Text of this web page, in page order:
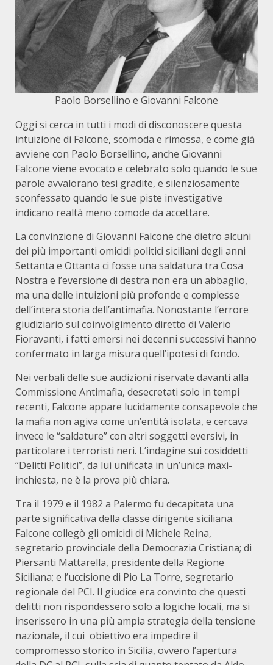
Paolo Borsellino e Giovanni Falcone
Oggi si cerca in tutti i modi di disconoscere questa
intuizione di Falcone, scomoda e rimossa, e come già
avviene con Paolo Borsellino, anche Giovanni
Falcone viene evocato e celebrato solo quando le sue
parole avvalorano tesi gradite, e silenziosamente
sconfessato quando le sue piste investigative
indicano realtà meno comode da accettare.
La convinzione di Giovanni Falcone che dietro alcuni
dei più importanti omicidi politici siciliani degli anni
Settanta e Ottanta ci fosse una saldatura tra Cosa
Nostra e l’eversione di destra non era un abbaglio,
ma una delle intuizioni più profonde e complesse
dell’intera storia dell’antimafia. Nonostante l’errore
giudiziario sul coinvolgimento diretto di Valerio
Fioravanti, i fatti emersi nei decenni successivi hanno
confermato in larga misura quell’ipotesi di fondo.
Nei verbali delle sue audizioni riservate davanti alla
Commissione Antimafia, desecretati solo in tempi
recenti, Falcone appare lucidamente consapevole che
la mafia non agiva come un’entità isolata, e cercava
invece le “saldature” con altri soggetti eversivi, in
particolare i terroristi neri. L’indagine sui cosiddetti
“Delitti Politici”, da lui unificata in un’unica maxi-
inchiesta, ne è la prova più chiara.
Tra il 1979 e il 1982 a Palermo fu decapitata una
parte significativa della classe dirigente siciliana.
Falcone collegò gli omicidi di Michele Reina,
segretario provinciale della Democrazia Cristiana; di
Piersanti Mattarella, presidente della Regione
Siciliana; e l’uccisione di Pio La Torre, segretario
regionale del PCI. Il giudice era convinto che questi
delitti non rispondessero solo a logiche locali, ma si
inserissero in una più ampia strategia della tensione
nazionale, il cui obiettivo era impedire il
compromesso storico in Sicilia, ovvero l’apertura